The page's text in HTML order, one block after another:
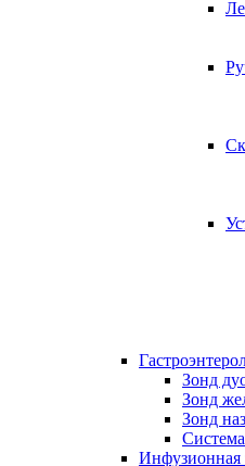
Зонд
Зонд
Зонд
Инфузионная